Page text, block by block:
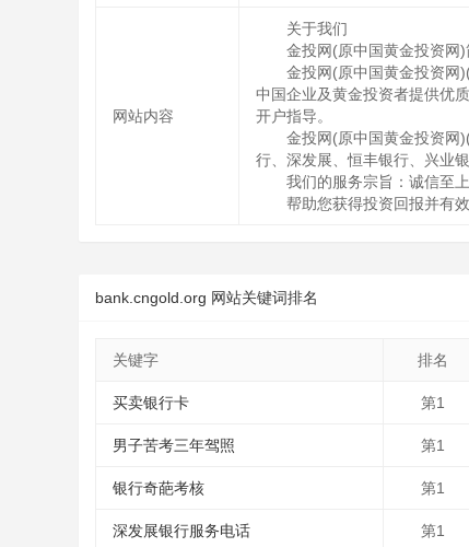
网站内容
关于我们
金投网(原中国黄金投资网)
金投网(原中国黄金投资网
中国企业及黄金投资者提供优
开户指导。
金投网(原中国黄金投资网
行、深发展、恒丰银行、兴业
我们的服务宗旨：诚信至
帮助您获得投资回报并有
bank.cngold.org 网站关键词排名
关键字 排名
买卖银行卡 第1
男子苦考三年驾照 第1
银行奇葩考核 第1
深发展银行服务电话 第1